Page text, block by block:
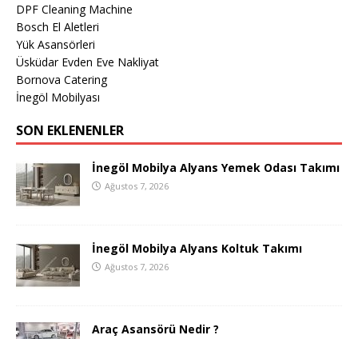
DPF Cleaning Machine
Bosch El Aletleri
Yük Asansörleri
Üsküdar Evden Eve Nakliyat
Bornova Catering
İnegöl Mobilyası
SON EKLENENLER
İnegöl Mobilya Alyans Yemek Odası Takımı
Ağustos 7, 2026
İnegöl Mobilya Alyans Koltuk Takımı
Ağustos 7, 2026
Araç Asansörü Nedir ?